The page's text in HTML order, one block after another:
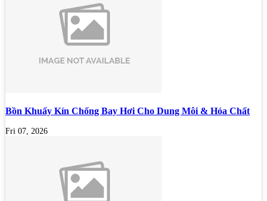
Bồn Khuấy Kín Chống Bay Hơi Cho Dung Môi & Hóa Chất
Fri 07, 2026